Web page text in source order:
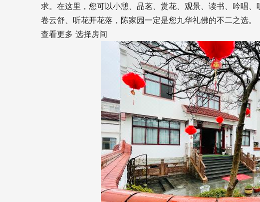
求。在这里，您可以小憩、品茗、赏花、观景、读书、吟唱
卷云舒、听花开花落，陈家园一定是您九华礼佛的不二之选。
查看更多 选择房间